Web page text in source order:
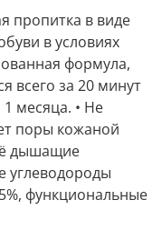
пропитка в виде
в условиях
формула,
всего за 20 минут
1 месяца. • Не
поры кожаной
дышащие
углеводороды
функциональные